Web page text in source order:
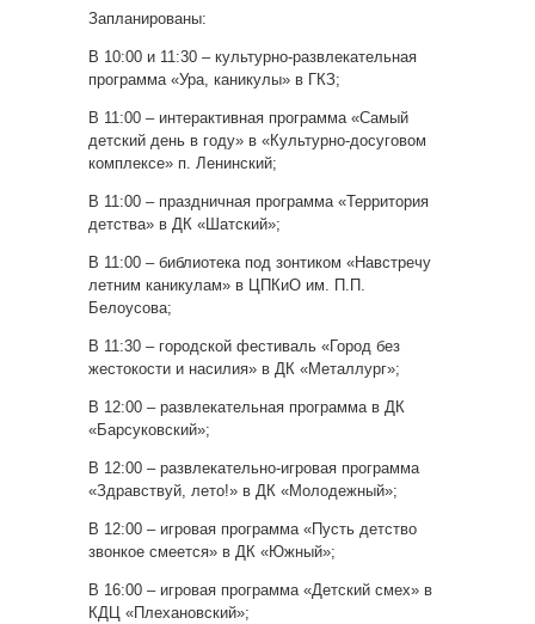
Запланированы:
В 10:00 и 11:30 – культурно-развлекательная
программа «Ура, каникулы» в ГКЗ;
В 11:00 – интерактивная программа «Самый
детский день в году» в «Культурно-досуговом
комплексе» п. Ленинский;
В 11:00 – праздничная программа «Территория
детства» в ДК «Шатский»;
В 11:00 – библиотека под зонтиком «Навстречу
летним каникулам» в ЦПКиО им. П.П.
Белоусова;
В 11:30 – городской фестиваль «Город без
жестокости и насилия» в ДК «Металлург»;
В 12:00 – развлекательная программа в ДК
«Барсуковский»;
В 12:00 – развлекательно-игровая программа
«Здравствуй, лето!» в ДК «Молодежный»;
В 12:00 – игровая программа «Пусть детство
звонкое смеется» в ДК «Южный»;
В 16:00 – игровая программа «Детский смех» в
КДЦ «Плехановский»;